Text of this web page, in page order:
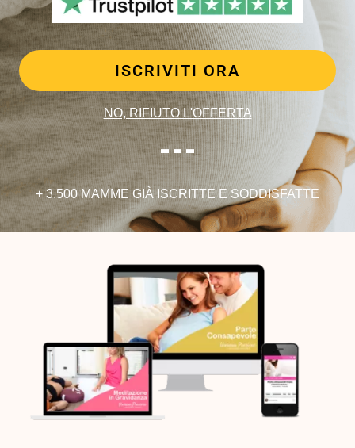
ISCRIVITI ORA
NO, RIFIUTO L'OFFERTA
---
+ 3.500 MAMME GIÀ ISCRITTE E SODDISFATTE